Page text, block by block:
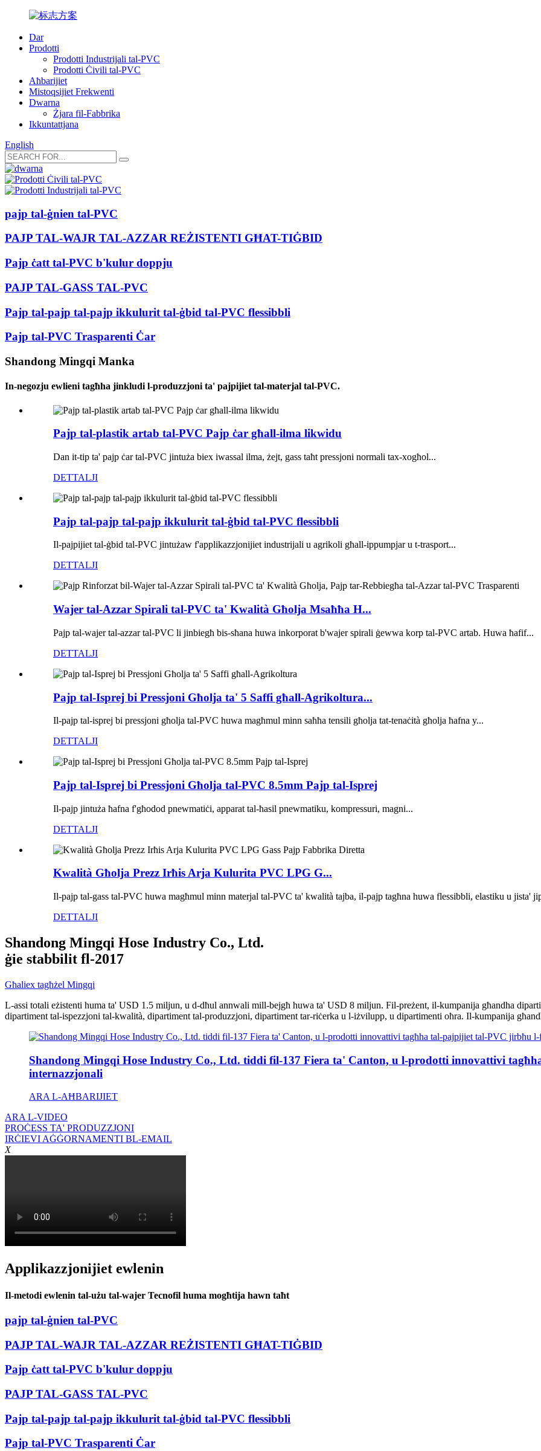
Dar
Prodotti
Prodotti Industrijali tal-PVC
Prodotti Ċivili tal-PVC
Aħbarijiet
Mistoqsijiet Frekwenti
Dwarna
Żjara fil-Fabbrika
Ikkuntattjana
English
pajp tal-ġnien tal-PVC
PAJP TAL-WAJR TAL-AZZAR REŻISTENTI GĦAT-TIĠBID
Pajp ċatt tal-PVC b'kulur doppju
PAJP TAL-GASS TAL-PVC
Pajp tal-pajp tal-pajp ikkulurit tal-ġbid tal-PVC flessibbli
Pajp tal-PVC Trasparenti Ċar
Shandong Mingqi Manka
In-negozju ewlieni tagħha jinkludi l-produzzjoni ta' pajpijiet tal-materjal tal-PVC.
Pajp tal-plastik artab tal-PVC Pajp ċar għall-ilma likwidu
Dan it-tip ta' pajp ċar tal-PVC jintuża biex iwassal ilma, żejt, gass taħt pressjoni normali tax-xogħol...
DETTALJI
Pajp tal-pajp tal-pajp ikkulurit tal-ġbid tal-PVC flessibbli
Il-pajpijiet tal-ġbid tal-PVC jintużaw f'applikazzjonijiet industrijali u agrikoli għall-ippumpjar u t-trasport...
DETTALJI
Wajer tal-Azzar Spirali tal-PVC ta' Kwalità Għolja Msaħħa H...
Pajp tal-wajer tal-azzar tal-PVC li jinbiegħ bis-sħana huwa inkorporat b'wajer spirali ġewwa korp tal-PVC artab. Huwa ħafif...
DETTALJI
Pajp tal-Isprej bi Pressjoni Għolja ta' 5 Saffi għall-Agrikoltura...
Il-pajp tal-isprej bi pressjoni għolja tal-PVC huwa magħmul minn saħħa tensili għolja tat-tenaċità għolja ħafna y...
DETTALJI
Pajp tal-Isprej bi Pressjoni Għolja tal-PVC 8.5mm Pajp tal-Isprej
Il-pajp jintuża ħafna f'għodod pnewmatiċi, apparat tal-ħasil pnewmatiku, kompressuri, magni...
DETTALJI
Kwalità Għolja Prezz Irħis Arja Kulurita PVC LPG G...
Il-pajp tal-gass tal-PVC huwa magħmul minn materjal tal-PVC ta' kwalità tajba, il-pajp tagħna huwa flessibbli, elastiku u jista'
DETTALJI
Shandong Mingqi Hose Industry Co., Ltd.
ġie stabbilit fl-2017
Għaliex tagħżel Mingqi
L-assi totali eżistenti huma ta' USD 1.5 miljun, u d-dħul annwali mill-bejgħ huwa ta' USD 8 miljun. Fil-preżent, il-kumpanija għandha
dipartiment tal-ispezzjoni tal-kwalità, dipartiment tal-produzzjoni, dipartiment tar-riċerka u l-iżvilupp, u dipartimenti oħra. Il-kumpanija
Shandong Mingqi Hose Industry Co., Ltd. tiddi fil-137 Fiera ta' Canton, u l-prodotti innovattivi
internazzjonali
ARA L-AĦBARIJIET
ARA L-VIDEO
PROĊESS TA' PRODUZZJONI
IRĊIEVI AĠĠORNAMENTI BL-EMAIL
X
Applikazzjonijiet ewlenin
Il-metodi ewlenin tal-użu tal-wajer Tecnofil huma mogħtija hawn taħt
pajp tal-ġnien tal-PVC
PAJP TAL-WAJR TAL-AZZAR REŻISTENTI GĦAT-TIĠBID
Pajp ċatt tal-PVC b'kulur doppju
PAJP TAL-GASS TAL-PVC
Pajp tal-pajp tal-pajp ikkulurit tal-ġbid tal-PVC flessibbli
Pajp tal-PVC Trasparenti Ċar